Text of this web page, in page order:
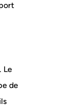
. Le
de